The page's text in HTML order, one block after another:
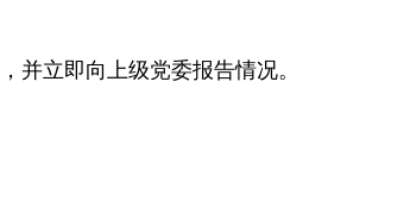
并立即向上级党委报告情况。